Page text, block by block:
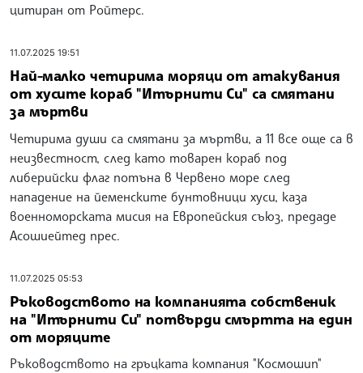
цитиран от Ройтерс.
11.07.2025 19:51
Най-малко четирима моряци от атакувания
от хусите кораб "Итърнити Си" са смятани
за мъртви
Четирима души са смятани за мъртви, а 11 все още са в
неизвестност, след като товарен кораб под
либерийски флаг потъна в Червено море след
нападение на йеменските бунтовници хуси, каза
военноморската мисия на Европейския съюз, предаде
Асошиейтед прес.
11.07.2025 05:53
Ръководството на компанията собственик
на "Итърнити Си" потвърди смъртта на един
от моряците
Ръководството на гръцката компания "Космошип"